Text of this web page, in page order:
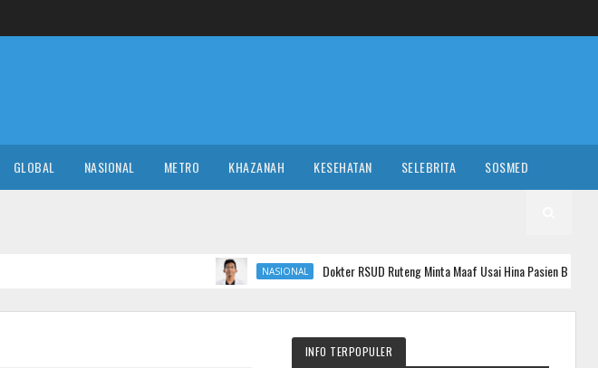
GLOBAL NASIONAL METRO KHAZANAH KESEHATAN SELEBRITA SOSMED
NASIONAL Dokter RSUD Ruteng Minta Maaf Usai Hina Pasien BPJS, Siap Hadapi
INFO TERPOPULER